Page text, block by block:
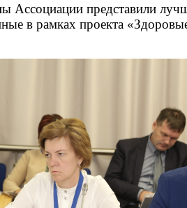
Ассоциации представили
в рамках проекта